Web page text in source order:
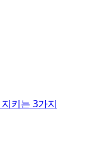
키는 3가지